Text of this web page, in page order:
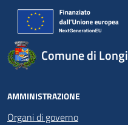
Comune di Longi
AMMINISTRAZIONE
Organi di governo